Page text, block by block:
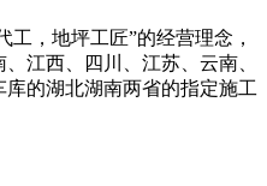
，地坪工匠”的经营理念，
江西、四川、江苏、云南、
的湖北湖南两省的指定施工